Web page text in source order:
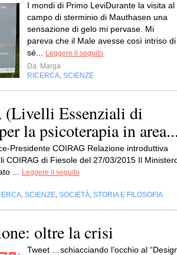
I mondi di Primo LeviDurante la visita al
campo di sterminio di Mauthasen una
sensazione di gelo mi pervase. Mi
pareva che il Male avesse così intriso di
sé...
Leggere il seguito
Da Marga
RICERCA SCIENZE
Essenziali di
la psicoterapia in
Presidente COIRAG Relazione introduttiva
COIRAG di Fiesole del 27/03/2015 Il
...
Leggere il seguito
SCIENZE SOCIETÀ STORIA E FILOSOFIA
oltre la crisi
Tweet …schiacciando l’occhio al